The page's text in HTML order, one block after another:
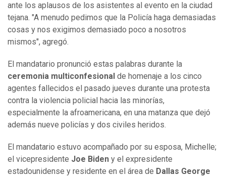
ante los aplausos de los asistentes al evento en la ciudad
tejana. "A menudo pedimos que la Policía haga demasiadas
cosas y nos exigimos demasiado poco a nosotros
mismos", agregó.
El mandatario pronunció estas palabras durante la
ceremonia multiconfesional de homenaje a los cinco
agentes fallecidos el pasado jueves durante una protesta
contra la violencia policial hacia las minorías,
especialmente la afroamericana, en una matanza que dejó
además nueve policías y dos civiles heridos.
El mandatario estuvo acompañado por su esposa, Michelle;
el vicepresidente Joe Biden y el expresidente
estadounidense y residente en el área de Dallas George